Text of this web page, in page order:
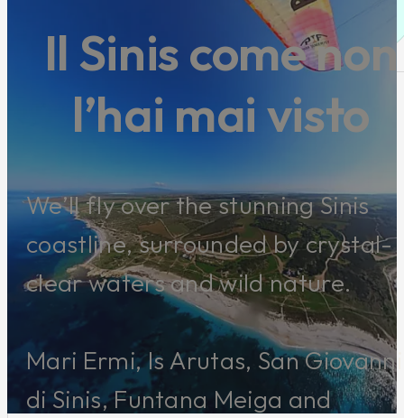
Il Sinis come non
l’hai mai visto
We’ll fly over the stunning Sinis
coastline, surrounded by crystal-
clear waters and wild nature.
Mari Ermi, Is Arutas, San Giovanni
di Sinis, Funtana Meiga and